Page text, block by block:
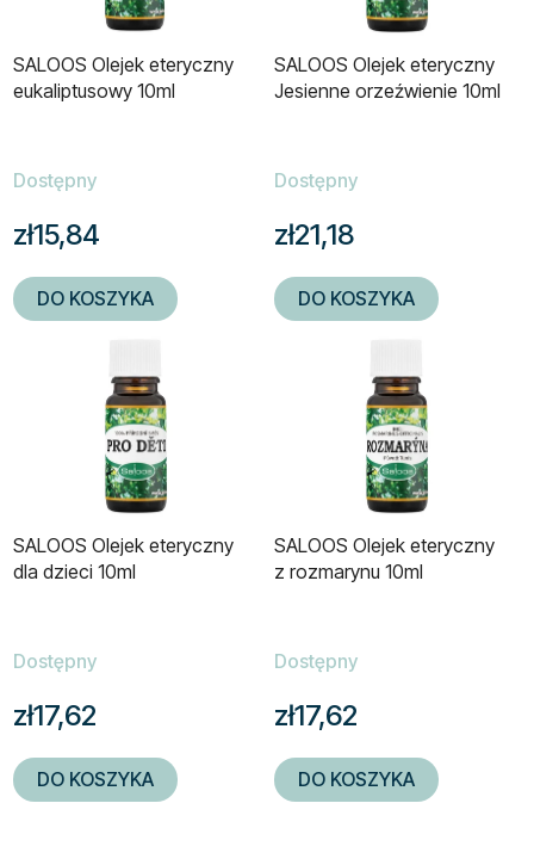
SALOOS Olejek eteryczny
eukaliptusowy 10ml
Dostępny
zł15,84
DO KOSZYKA
SALOOS Olejek eteryczny
Jesienne orzeźwienie 10ml
Dostępny
zł21,18
DO KOSZYKA
SALOOS Olejek eteryczny
dla dzieci 10ml
Dostępny
zł17,62
DO KOSZYKA
SALOOS Olejek eteryczny
z rozmarynu 10ml
Dostępny
zł17,62
DO KOSZYKA